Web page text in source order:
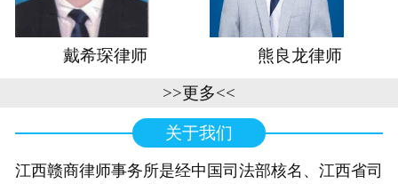
戴希琛律师 熊良龙律师
>>更多<<
关于我们
江西赣商律师事务所是经中国司法部核名、江西省司